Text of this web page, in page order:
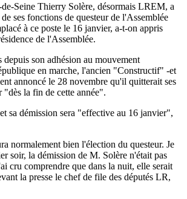
Seine Thierry Solère, désormais LREM, a
ses fonctions de questeur de l'Assemblée
à ce poste le 16 janvier, a-t-on appris
de l'Assemblée.
depuis son adhésion au mouvement
en marche, l'ancien "Constructif" -et
annoncé le 28 novembre qu'il quitterait ses
"dès la fin de cette année".
sa démission sera "effective au 16 janvier",
normalement bien l'élection du questeur. Je
soir, la démission de M. Solère n'était pas
cru comprendre que dans la nuit, elle serait
la presse le chef de file des députés LR,